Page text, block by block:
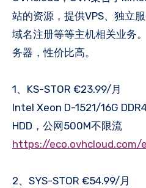
站的资源，提供VPS、独立
域名注册等等主机相关业务
务器，性价比高。
1、KS-STOR €23.99/月
Intel Xeon D-1521/16G
HDD，公网500M不限流
https://
2、SYS-STOR €54.99/月